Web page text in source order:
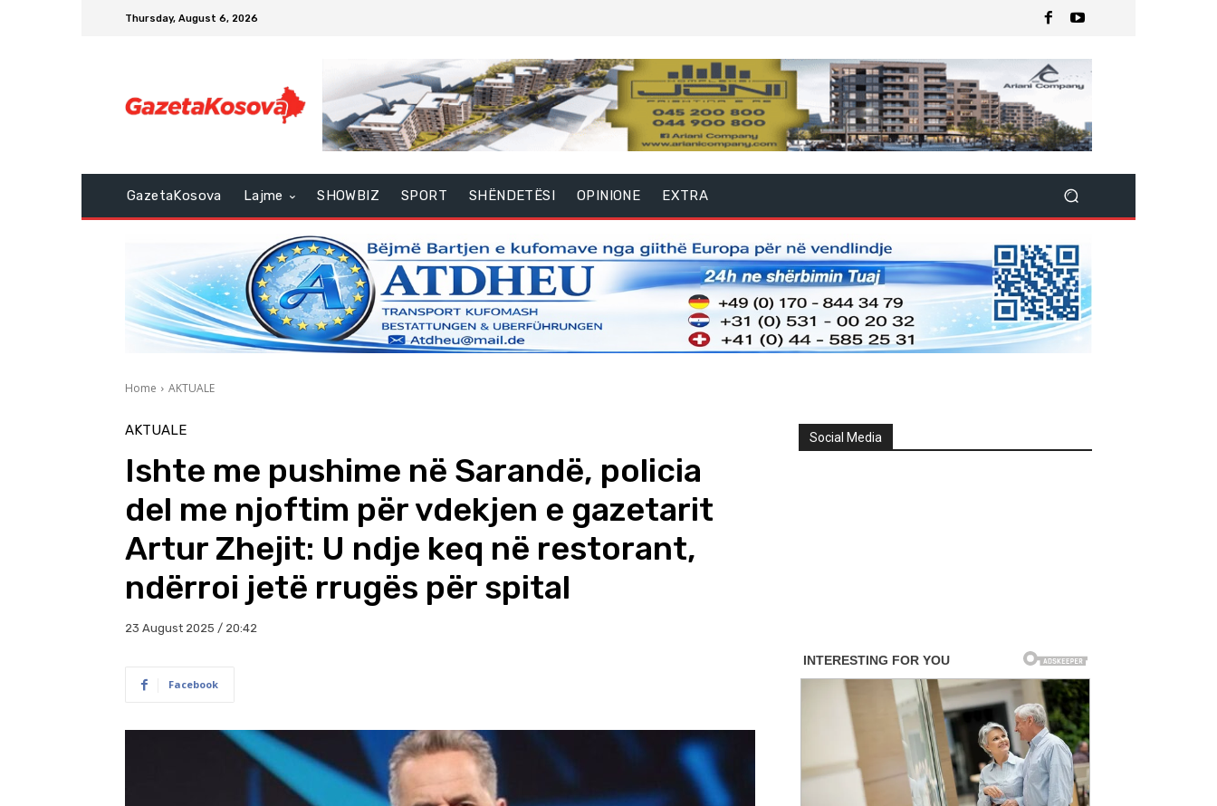
Thursday, August 6, 2026
GazetaKosova Lajme SHOWBIZ SPORT SHËNDETËSI OPINIONE EXTRA
Home AKTUALE
AKTUALE
Ishte me pushime në Sarandë, policia
del me njoftim për vdekjen e gazetarit
Artur Zhejit: U ndje keq në restorant,
ndërroi jetë rrugës për spital
23 August 2025 / 20:42
Facebook
Social Media